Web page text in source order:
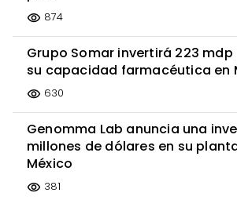
visibility 874
Grupo Somar invertirá 223
su capacidad farmacéutica en
visibility 630
Genomma Lab anuncia una
millones de dólares en su
México
visibility 381